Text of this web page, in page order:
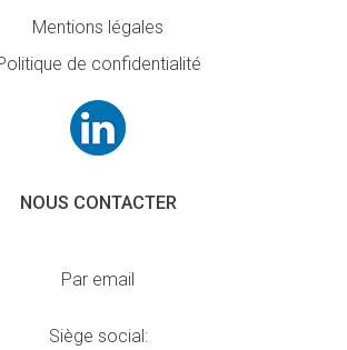
Mentions légales
de confidentialité
NOUS CONTACTER
Par email
Siège social: